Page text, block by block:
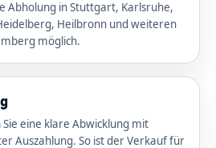
Abholung in Stuttgart, Karlsruhe,
Heilbronn und weiteren
möglich.
eine klare Abwicklung mit
Auszahlung. So ist der Verkauf für